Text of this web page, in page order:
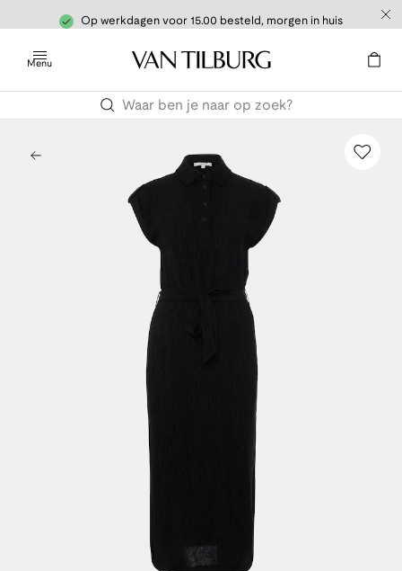
Op werkdagen voor 15.00 besteld, morgen in huis
Menu